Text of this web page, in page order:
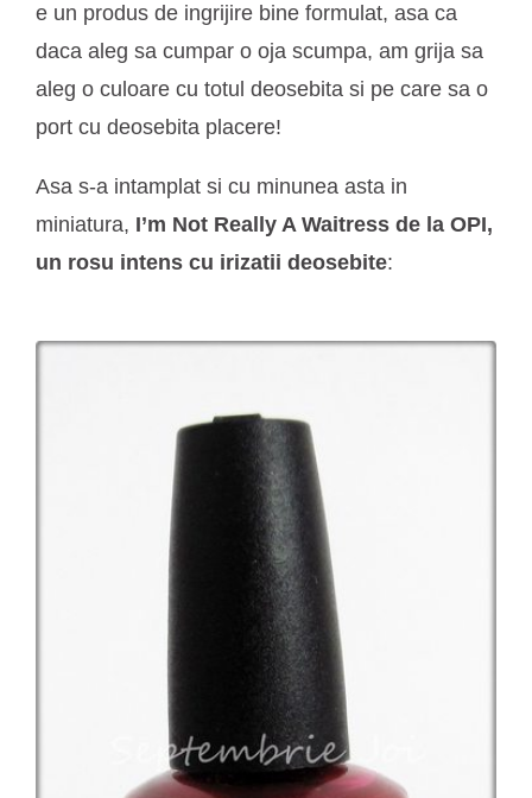
e un produs de ingrijire bine formulat, asa ca
daca aleg sa cumpar o oja scumpa, am grija sa
aleg o culoare cu totul deosebita si pe care sa o
port cu deosebita placere!
Asa s-a intamplat si cu minunea asta in
miniatura, I’m Not Really A Waitress de la OPI,
un rosu intens cu irizatii deosebite: